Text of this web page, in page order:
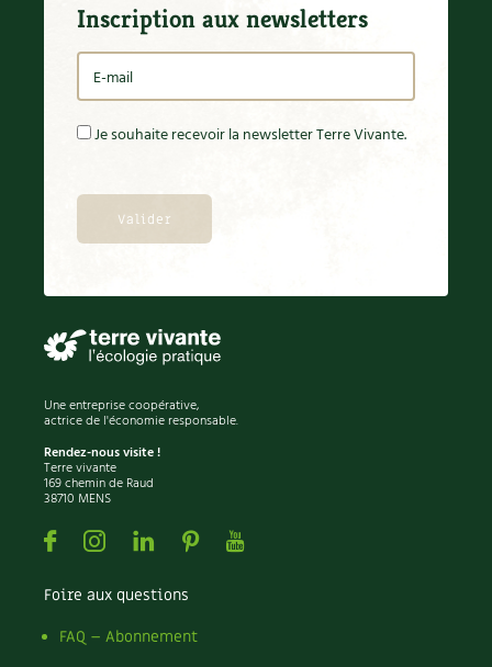
Inscription aux newsletters
Je souhaite recevoir la newsletter Terre Vivante.
Une entreprise coopérative,
actrice de l'économie responsable.
Rendez-nous visite !
Terre vivante
169 chemin de Raud
38710 MENS
FacebookInstagramLinkedin
PinterestYoutube
Foire aux questions
FAQ – Abonnement